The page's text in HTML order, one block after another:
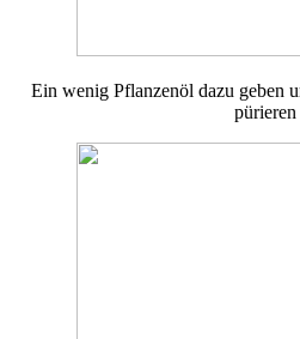
Ein wenig Pflanzenöl dazu geben
pürieren